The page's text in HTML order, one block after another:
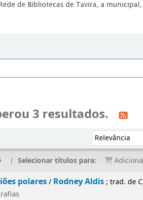
de Bibliotecas de Tavira, a
3 resultados.
Ordenar por:
Selecionar títulos para:
polares/ Rodney Aldis; trad. de